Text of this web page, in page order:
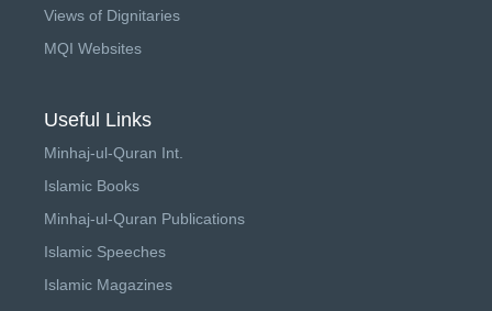
Views of Dignitaries
MQI Websites
Useful Links
Minhaj-ul-Quran Int.
Islamic Books
Minhaj-ul-Quran Publications
Islamic Speeches
Islamic Magazines